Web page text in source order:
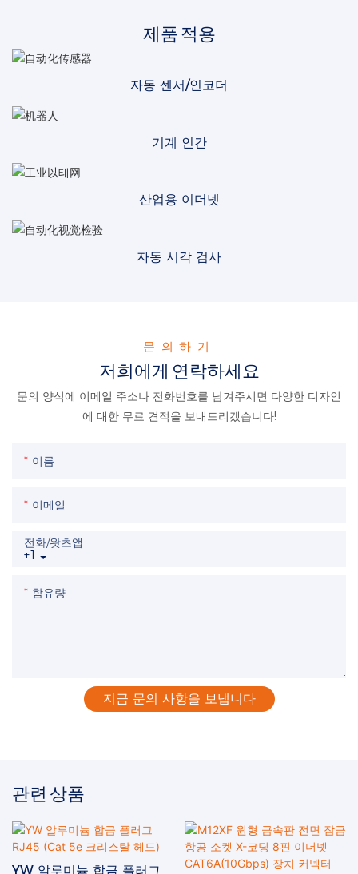
제품 적용
자동 센서/인코더
기계 인간
산업용 이더넷
자동 시각 검사
문의하기
저희에게 연락하세요
문의 양식에 이메일 주소나 전화번호를 남겨주시면 다양한 디자인
에 대한 무료 견적을 보내드리겠습니다!
이름
이메일
+1
전화/왓츠앱
함유량
지금 문의 사항을 보냅니다
관련 상품
YW 알루미늄 합금 플러그